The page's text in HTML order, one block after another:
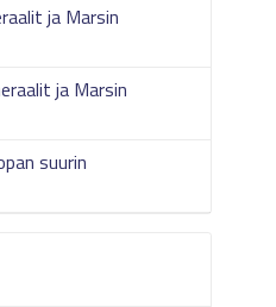
ja Marsin
ja Marsin
suurin